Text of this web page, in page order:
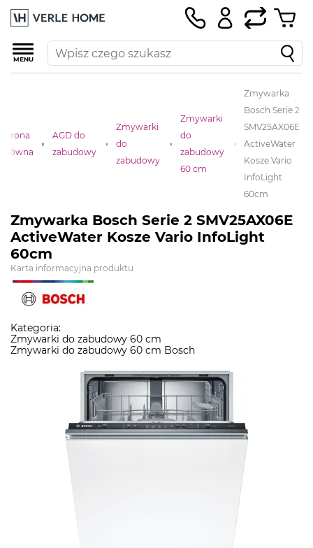
MENU
Strona
główna
AGD do
zabudowy
Zmywarki
do
zabudowy
Zmywarki
do
zabudowy
60 cm
Zmywarka
Bosch Serie 2
SMV25AX06E
ActiveWater
Kosze Vario
InfoLight
60cm
Zmywarka Bosch Serie 2 SMV25AX06E
ActiveWater Kosze Vario InfoLight
60cm
Karta informacyjna produktu
Kategoria:
Zmywarki do zabudowy 60 cm
Zmywarki do zabudowy 60 cm Bosch